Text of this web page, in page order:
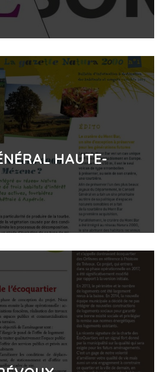
HAUTE-